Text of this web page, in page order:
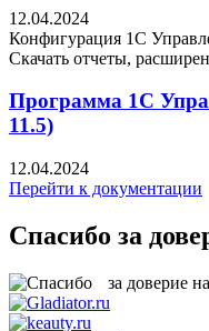
12.04.2024
Конфигурация 1С
Скачать отчеты,
Программа 1С
11.5)
12.04.2024
Перейти к документации
Спасибо за
за доверие